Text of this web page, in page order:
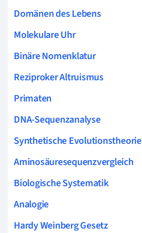
Domänen des Lebens
Molekulare Uhr
Binäre Nomenklatur
Reziproker Altruismus
Primaten
DNA-Sequenzanalyse
Synthetische Evolutionstheorie
Aminosäuresequenzvergleich
Biologische Systematik
Analogie
Hardy Weinberg Gesetz